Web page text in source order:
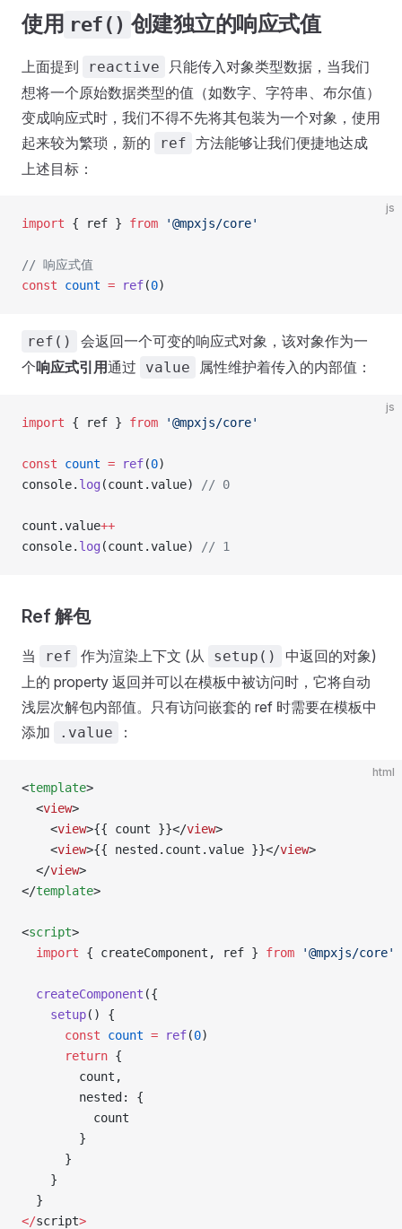
使用 ref() 创建独立的响应式值
上面提到 reactive
只能传入对象类型数据，当我们
想将一个原始数据类型的值（如数字、字符串、布尔值）
变成响应式时，我们不得不先将其包装为一个对象，使用
起来较为繁琐，新的
ref 方法能够让我们便捷地达成
上述目标：
js
import { ref } from '@mpxjs/core'
// 响应式值
const count = ref(0)
ref()
会返回一个可变的响应式对象，该对象作为一
个响应式引用通过 value 属性维护着传入的内部值：
js
import { ref } from '@mpxjs/core'
const count = ref(0)
console. log (count.value) // 0
count.value++
console. log (count.value) // 1
Ref 解包
当 ref 作为渲染上下文 (从 setup()
中返回的对象)
上的 property 返回并可以在模板中被访问时，它将自动
浅层次解包内部值。只有访问嵌套的 ref 时需要在模板中
添加
.value ：
html
<template>
  <
view>
    <
view>{{ count }}</view>
    <
view>{{ nested.count.value }}</view>
  </
view>
</template>
<script>
  import
{ createComponent, ref } from '@mpxjs/core'
  createComponent
({
    setup
() {
      const
count = ref(0)
      return
{
        count,
        nested: {
          count
        }
      }
    }
  }
</script>